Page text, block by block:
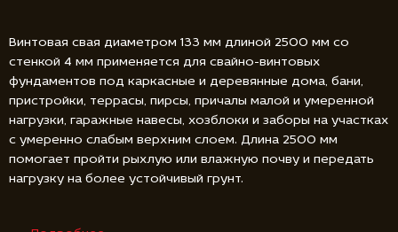
Винтовая свая диаметром 133 мм длиной 2500 мм со
стенкой 4 мм применяется для свайно-винтовых
фундаментов под каркасные и деревянные дома, бани,
пристройки, террасы, пирсы, причалы малой и умеренной
нагрузки, гаражные навесы, хозблоки и заборы на участках
с умеренно слабым верхним слоем. Длина 2500 мм
помогает пройти рыхлую или влажную почву и передать
нагрузку на более устойчивый грунт.